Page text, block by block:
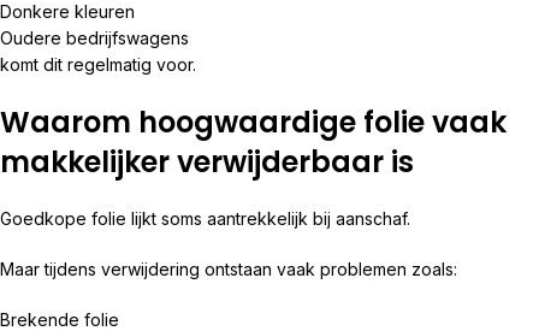
Donkere kleuren
Oudere bedrijfswagens
komt dit regelmatig voor.
Waarom hoogwaardige folie vaak
makkelijker verwijderbaar is
Goedkope folie lijkt soms aantrekkelijk bij aanschaf.
Maar tijdens verwijdering ontstaan vaak problemen zoals:
Brekende folie